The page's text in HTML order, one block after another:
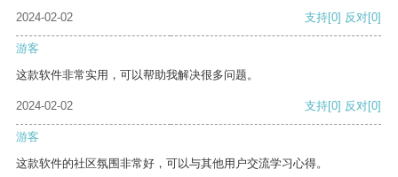
2024-02-02 支持[0] 反对[0]
游客
这款软件非常实用，可以帮助我解决很多问题。
2024-02-02 支持[0] 反对[0]
游客
这款软件的社区氛围非常好，可以与其他用户交流学习心得。